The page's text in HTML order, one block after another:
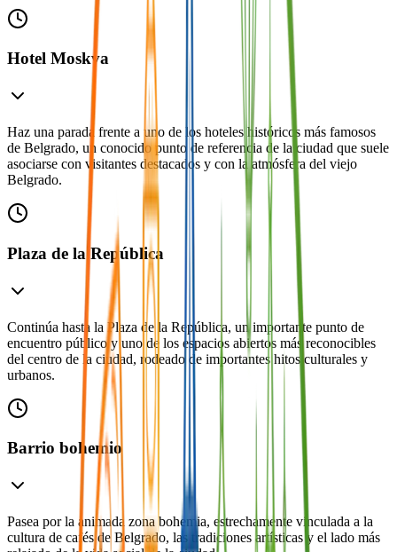
Hotel Moskva
Haz una parada frente a uno de los hoteles históricos más famosos
de Belgrado, un conocido punto de referencia de la ciudad que suele
asociarse con visitantes destacados y con la atmósfera del viejo
Belgrado.
Plaza de la República
Continúa hasta la Plaza de la República, un importante punto de
encuentro público y uno de los espacios abiertos más reconocibles
del centro de la ciudad, rodeado de importantes hitos culturales y
urbanos.
Barrio bohemio
Pasea por la animada zona bohemia, estrechamente vinculada a la
cultura de cafés de Belgrado, las tradiciones artísticas y el lado más